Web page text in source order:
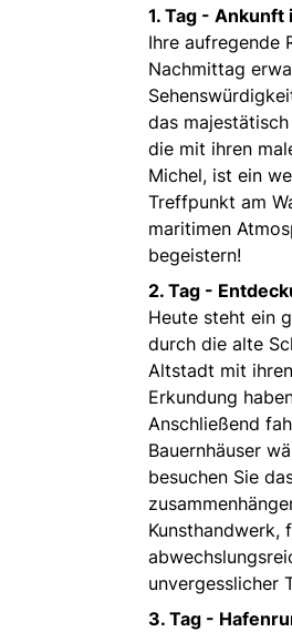
1. Tag -
Ihre aufregende
Nachmittag
das
die mit ihren
Michel, ist ein
Treffpunkt am
maritimen
begeistern!
2. Tag -
Heute steht ein
durch die alte
Altstadt mit
Erkundung
Anschließend
Bauernhäuser
besuchen Sie
Kunsthandwerk,
unvergesslicher
3. Tag -